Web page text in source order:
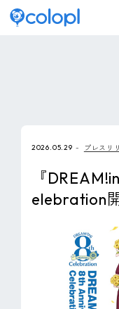
IR情報
サステナビリティ
2026.05.29 プレスリ
『
elebration